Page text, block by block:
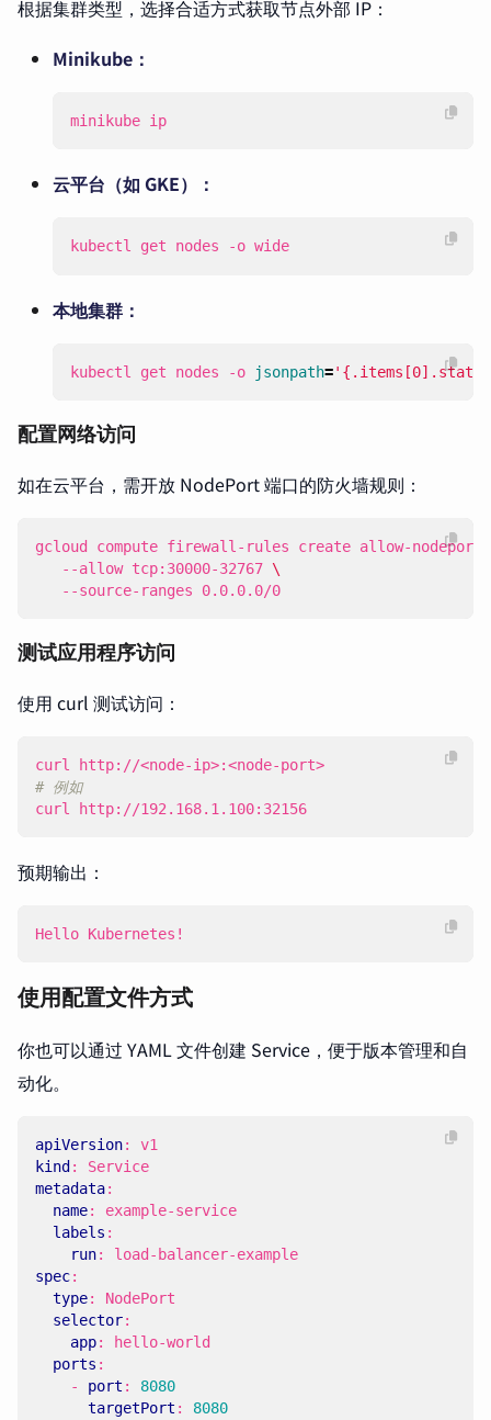
根据集群类型，选择合适方式获取节点外部 IP：
Minikube：
minikube ip
云平台（如 GKE）：
kubectl get nodes -o wide
本地集群：
kubectl get nodes -o jsonpath=
配置网络访问
如在云平台，需开放 NodePort 端口的防火墙规则：
gcloud compute firewall-rules create allow-nodeport
   --allow tcp:30000-32767
   --source-ranges 0.0.0.0/0
测试应用程序访问
使用 curl 测试访问：
# 例如
curl http://192.168.1.100:32156
预期输出：
Hello Kubernetes!
使用配置文件方式
你也可以通过 YAML 文件创建 Service，便于版本管理和自
动化。
apiVersion:
v1
kind :
Service
metadata:
name:
example-service
labels :
run:
load-balancer-example
spec:
type:
NodePort
selector:
app:
hello-world
ports :
- port :
8080
targetPort :
8080